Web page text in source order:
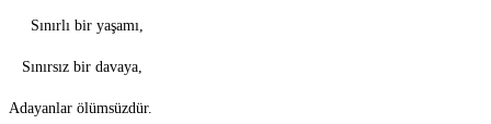
Sınırlı bir yaşamı,
Sınırsız bir davaya,
Adayanlar ölümsüzdür.